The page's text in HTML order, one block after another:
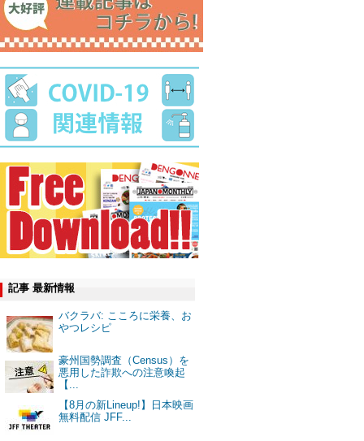
記事 最新情報
バクラバ: こころに栄養、お
やつレシピ
豪州国勢調査（Census）を
悪用した詐欺への注意喚起
【...
【8月の新Lineup!】日本映画
無料配信 JFF...